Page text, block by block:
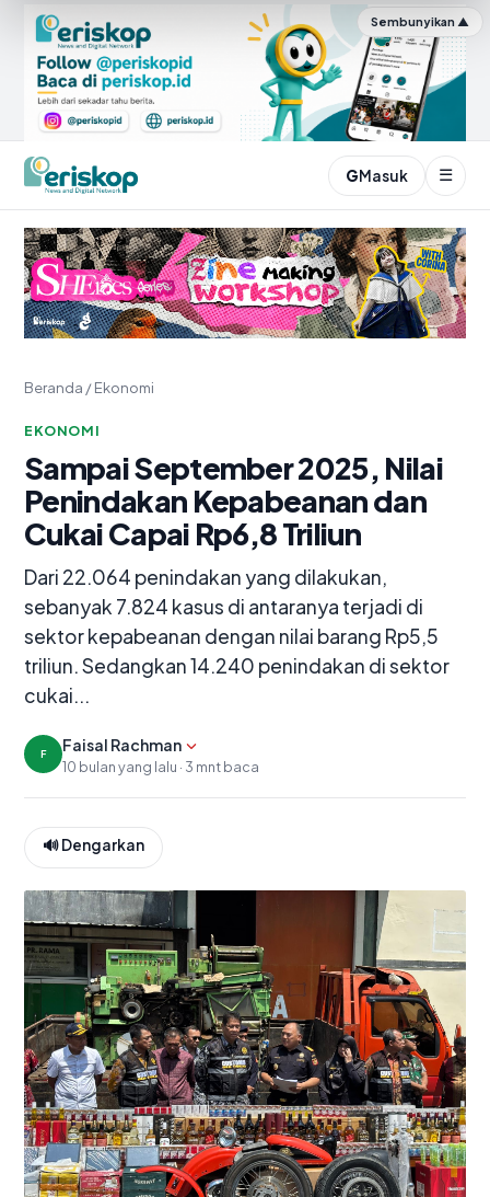
Sembunyikan ▲
Periskop.id GMasuk ☰
Beranda /Ekonomi
EKONOMI
Sampai September 2025, Nilai
Penindakan Kepabeanan dan
Cukai Capai Rp6,8 Triliun
Dari 22.064 penindakan yang dilakukan,
sebanyak 7.824 kasus di antaranya terjadi di
sektor kepabeanan dengan nilai barang Rp5,5
triliun. Sedangkan 14.240 penindakan di sektor
cukai...
F Faisal RachmanTampilkan editor
10 bulan yang lalu · 3 mnt baca
🔊 Dengarkan